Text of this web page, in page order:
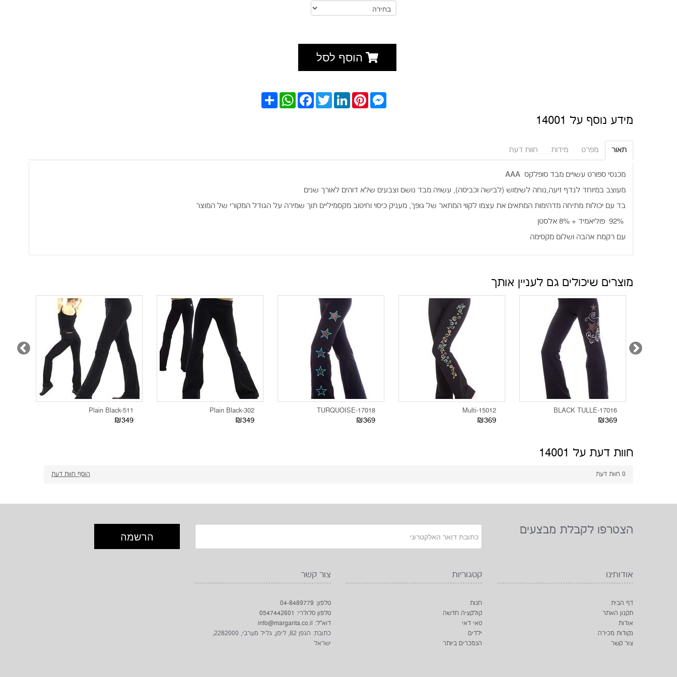
הוסף לסל
שתף
WhatsAppFacebook TwitterLinkedInPinterest
Messenger
מידע נוסף על 14001
תאור מפרט מידות חוות דעת
מכנסי ספורט עשויים מבד סופלקס AAA
מעוצב במיוחד לנדף זיעה,נוחה לשימוש (לבישה וכביסה), עשויה מבד נושם וצבעים שלא דוהים לאורך שנים
בד עם יכולות מתיחה מדהימות המתאים את עצמו לקווי המתאר של גופך, מעניק כיסוי וחיטוב מקסמיליים תוך שמירה על הגודל המקורי של המוצר
עם רקמת אהבה ושלום מקסימה
מוצרים שיכולים גם לעניין אותך
511-Plain Black
₪349
302-Plain Black
₪349
17018-TURQUOISE
₪369
15012-Multi
₪369
17016-BLACK TULLE
₪369
חוות דעת על 14001
0 חוות דעת הוסף חוות דעת
הצטרפו לקבלת מבצעים
אודותינו
דף הבית
תקנון האתר
אודות
נקודות מכירה
צור קשר
קטגוריות
חנות
קולקציה חדשה
טאי דאי
ילדים
הנמכרים ביותר
צור קשר
טלפון: 04-8489779
טלפון סלולרי: 0547442601
דוא"ל: info@margarita.co.il
כתובת: הגפן 82, לימן, גליל מערבי, 2282000,
ישראל